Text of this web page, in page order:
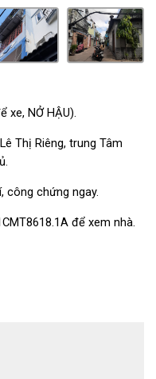
xe, NỞ HẬU).
Thị Riêng, trung Tâm
công chứng ngay.
để xem nhà.